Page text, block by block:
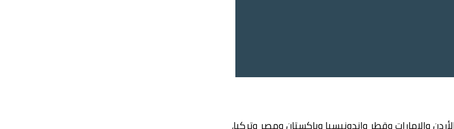
والإمارات وقطر وإندونيسيا وباكستان ومصر وتركيا،